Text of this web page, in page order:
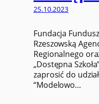
25.10.2023
Fundacja
Rzeszowską
Regionalnego
„Dostępna
zaprosić do
“Modelowo…